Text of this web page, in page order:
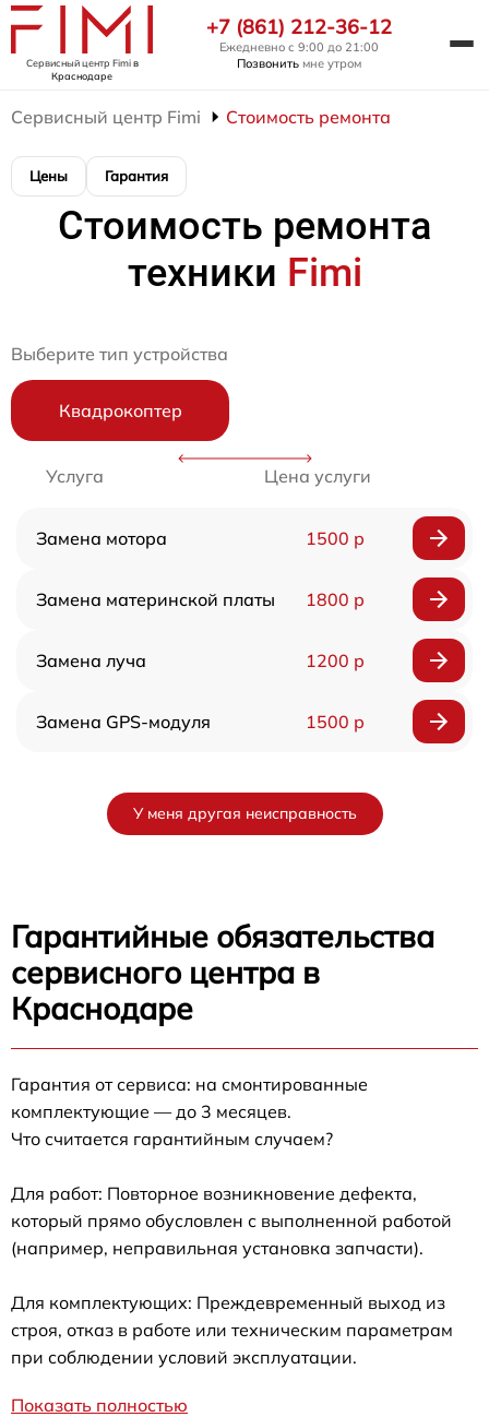
Сервисный центр Fimiв
Краснодаре
+7 (861) 212-36-12
Ежедневно с 9:00 до 21:00
Позвонить мне утром
Сервисный центр Fimi Стоимость ремонта
Цены Гарантия
Стоимость ремонта
техники Fimi
Выберите тип устройства
Квадрокоптер
Услуга Цена услуги
Замена мотора 1500 р
Замена материнской платы 1800 р
Замена луча 1200 р
Замена GPS-модуля 1500 р
У меня другая неисправность
Гарантийные обязательства
сервисного центра в
Краснодаре
Гарантия от сервиса: на смонтированные
комплектующие — до 3 месяцев.
Что считается гарантийным случаем?
Для работ: Повторное возникновение дефекта,
который прямо обусловлен с выполненной работой
(например, неправильная установка запчасти).
Для комплектующих: Преждевременный выход из
строя, отказ в работе или техническим параметрам
при соблюдении условий эксплуатации.
Показать полностью